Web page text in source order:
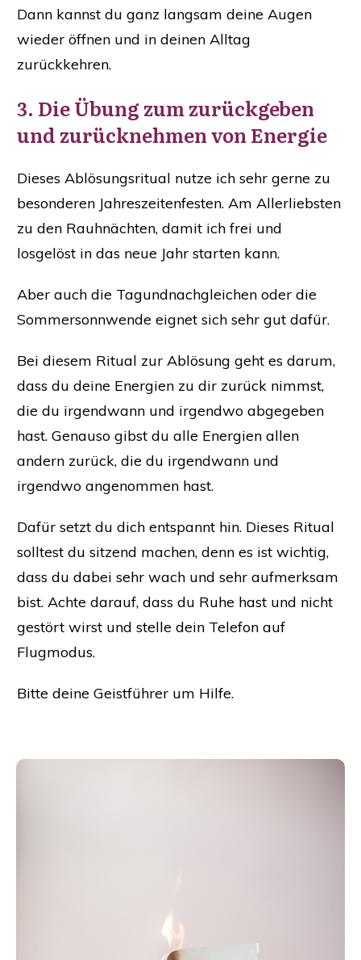
Dann kannst du ganz langsam deine Augen
wieder öffnen und in deinen Alltag
zurückkehren.
3. Die Übung zum zurückgeben
und zurücknehmen von Energie
Dieses Ablösungsritual nutze ich sehr gerne zu
besonderen Jahreszeitenfesten. Am Allerliebsten
zu den Rauhnächten, damit ich frei und
losgelöst in das neue Jahr starten kann.
Aber auch die Tagundnachgleichen oder die
Sommersonnwende eignet sich sehr gut dafür.
Bei diesem Ritual zur Ablösung geht es darum,
dass du deine Energien zu dir zurück nimmst,
die du irgendwann und irgendwo abgegeben
hast. Genauso gibst du alle Energien allen
andern zurück, die du irgendwann und
irgendwo angenommen hast.
Dafür setzt du dich entspannt hin. Dieses Ritual
solltest du sitzend machen, denn es ist wichtig,
dass du dabei sehr wach und sehr aufmerksam
bist. Achte darauf, dass du Ruhe hast und nicht
gestört wirst und stelle dein Telefon auf
Flugmodus.
Bitte deine Geistführer um Hilfe.